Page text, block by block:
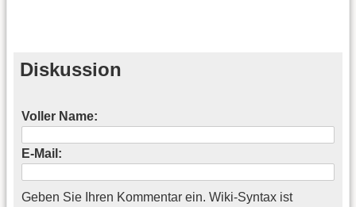
Diskussion
Voller Name:
E-Mail:
Geben Sie Ihren Kommentar ein. Wiki-Syntax ist